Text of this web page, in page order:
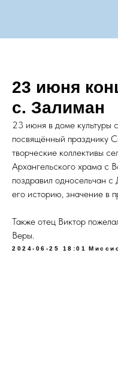
23 июня
с. Залиман
23 июня в доме культуры
посвящённый празднику
творческие коллективы
Архангельского храма с
поздравил односельчан
его историю, значение в
Также отец Виктор
Веры.
2024-06-25 18:01